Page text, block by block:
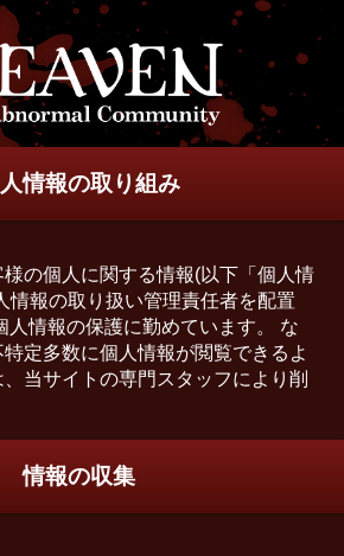
情報の取り組み
の個人に関する情報(以下「個人情
情報の取り扱い管理責任者を配置
人情報の保護に勤めています。 な
定多数に個人情報が閲覧できるよ
当サイトの専門スタッフにより削
情報の収集